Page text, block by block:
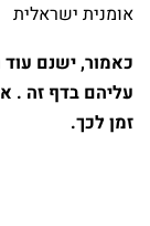
אומנית ישראלית
כאמור, ישנם
עליהם בדף זה .
זמן לכך.